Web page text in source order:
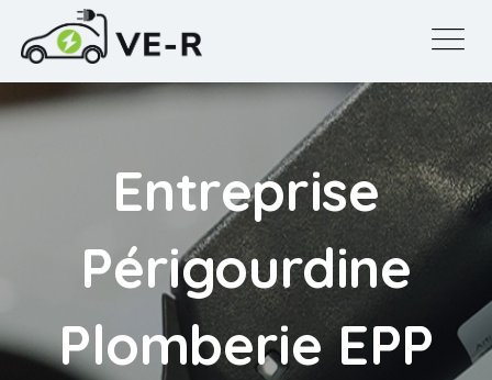
Entreprise
Périgourdine
Plomberie EPP